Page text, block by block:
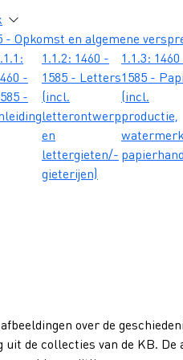
- Opkomst en algemene
-
-
1.1.2: 1460 -
1585 - Letters
(incl.
letterontwerp
en
lettergieten/-
gieterijen)
1.1.3:
1585 -
(incl.
productie,
over de
de collecties van de KB. De